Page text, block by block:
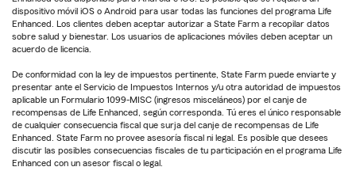
dispositivo móvil iOS o Android para usar todas las funciones del programa Life
Enhanced. Los clientes deben aceptar autorizar a State Farm a recopilar datos
sobre salud y bienestar. Los usuarios de aplicaciones móviles deben aceptar un
acuerdo de licencia.
De conformidad con la ley de impuestos pertinente, State Farm puede enviarte y
presentar ante el Servicio de Impuestos Internos y/u otra autoridad de impuestos
aplicable un Formulario 1099-MISC (ingresos misceláneos) por el canje de
recompensas de Life Enhanced, según corresponda. Tú eres el único responsable
de cualquier consecuencia fiscal que surja del canje de recompensas de Life
Enhanced. State Farm no provee asesoría fiscal ni legal. Es posible que desees
discutir las posibles consecuencias fiscales de tu participación en el programa Life
Enhanced con un asesor fiscal o legal.